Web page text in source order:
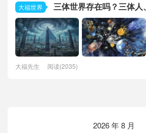
大福世界 三体世界存在吗？三体
大福先生 阅读(2035)
2026 年 8 月